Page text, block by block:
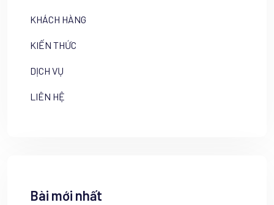
KHÁCH HÀNG
KIẾN THỨC
DỊCH VỤ
LIÊN HỆ
Bài mới nhất